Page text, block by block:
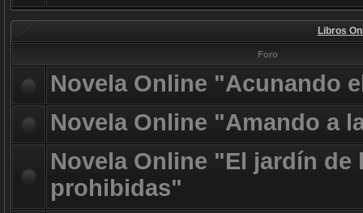
Libros
Foro
Novela Online "Acunando
Novela Online "Amando a
Novela Online "El jardín de
prohibidas"